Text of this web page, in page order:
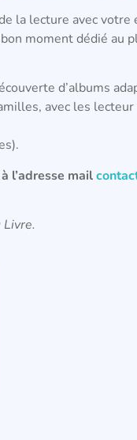
la lecture avec
moment dédié au
d’albums
avec les
l’adresse mail